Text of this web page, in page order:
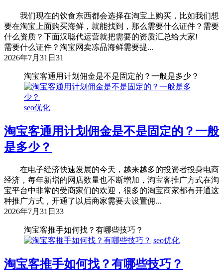
我们现在的饮食东西都会选择在淘宝上购买，比如我们想
要在淘宝上面购买海鲜，就能找到，那么需要什么证件？需要
什么资质？下面汉聪代运营就把需要的资质汇总给大家!
需要什么证件？淘宝网卖冻品海鲜需要提...
2026年7月31日 31
淘宝客通用计划佣金是不是固定的？一般是多少？
seo优化
淘宝客通用计划佣金是不是固定的？一般
是多少？
在电子经济快速发展的今天，越来越多的投资者投身电商
经济，每年新增的网店数量也不断增加，淘宝客推广方式在淘
宝平台中非常的受商家们的欢迎，很多的淘宝商家都有开通这
种推广方式，开通了以后商家需要去设置佣...
2026年7月31日 33
淘宝客推手如何找？有哪些技巧？
seo优化
淘宝客推手如何找？有哪些技巧？